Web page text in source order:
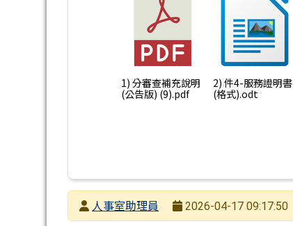
1) 分審查補充說明
(公告版) (9).pdf
2) 件4-服務證明書
(格式).odt
發布者人事室助理員
2026-04-17 09:17:50